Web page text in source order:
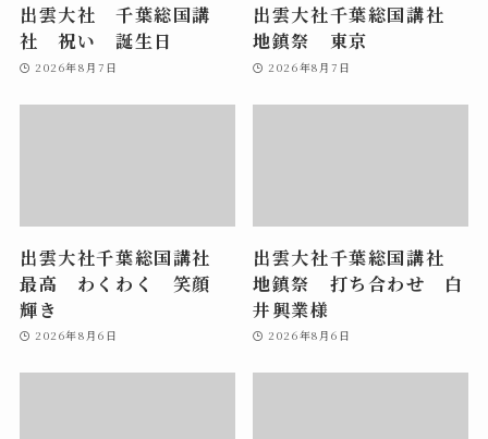
出雲大社 千葉総国講
社 祝い 誕生日
2026年8月7日
出雲大社千葉総国講社
地鎮祭 東京
2026年8月7日
出雲大社千葉総国講社
最高 わくわく 笑顔
輝き
2026年8月6日
出雲大社千葉総国講社
地鎮祭 打ち合わせ 白
井興業様
2026年8月6日